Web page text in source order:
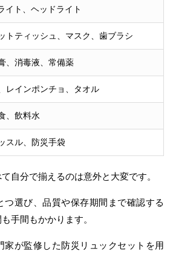
イト、ヘッドライト
トティッシュ、マスク、歯ブラシ
、消毒液、常備薬
レインポンチョ、タオル
、飲料水
スル、防災手袋
自分で揃えるのは意外と大変です。
つ選び、品質や保存期間まで確認する
手間もかかります。
家が監修した防災リュックセットを用